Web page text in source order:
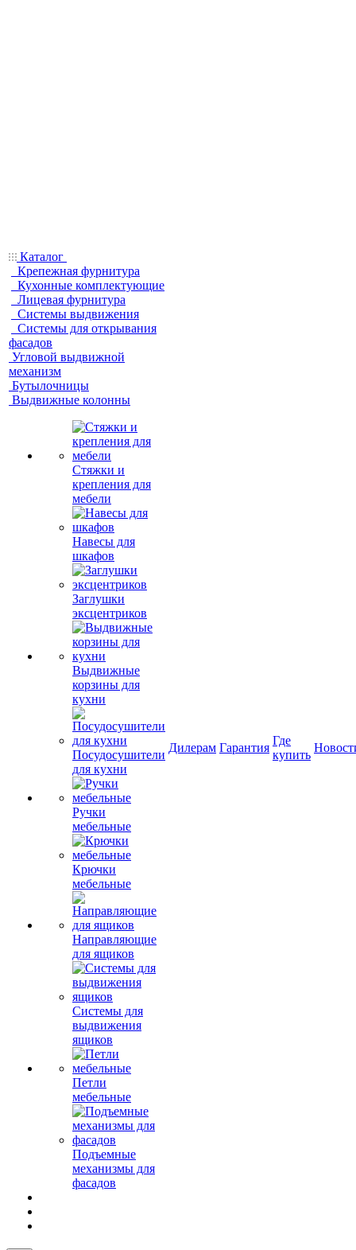
Каталог
Крепежная фурнитура
Кухонные комплектующие
Лицевая фурнитура
Системы выдвижения
Системы для открывания
фасадов
Угловой выдвижной
механизм
Бутылочницы
Выдвижные колонны
Стяжки и
крепления для
мебели
Навесы для
шкафов
Заглушки
эксцентриков
Выдвижные
корзины для
кухни
Посудосушители
для кухни
Ручки
мебельные
Крючки
мебельные
Направляющие
для ящиков
Системы для
выдвижения
ящиков
Петли
мебельные
Подъемные
механизмы для
фасадов
Дилерам Гарантия
Где
купить